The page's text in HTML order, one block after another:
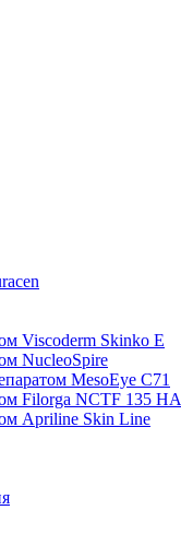
Viscoderm Skinko E
NucleoSpire
MesoEye С71
Filorga NCTF 135 HA
Apriline Skin Line